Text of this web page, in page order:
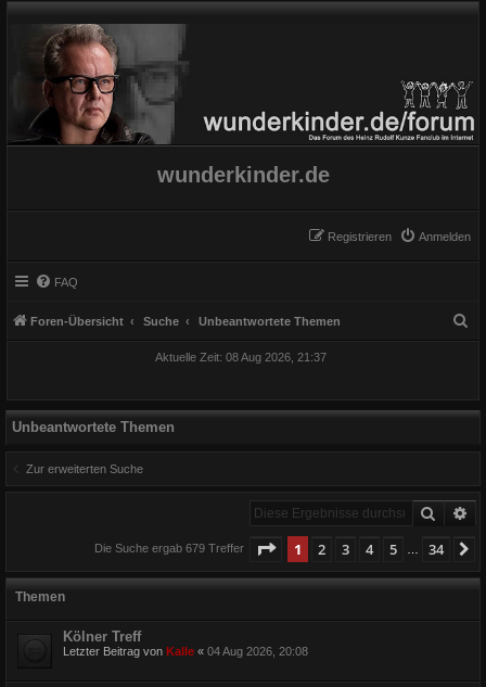
wunderkinder.de
Anmelden
Registrieren
FAQ
Foren-Übersicht Suche Unbeantwortete Themen
Aktuelle Zeit: 08 Aug 2026, 21:37
Unbeantwortete Themen
Zur erweiterten Suche
Suche
Die Suche ergab 679 Treffer Seite 1von 34
1 2 3 4 5 34
Themen
Kölner Treff
Letzter Beitrag von Kalle « 04 Aug 2026, 20:08